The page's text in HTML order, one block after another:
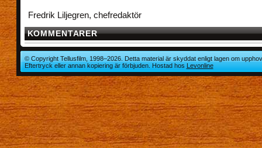
Fredrik Liljegren, chefredaktör
KOMMENTARER
© Copyright Tellusfilm, 1998–2026. Detta material är skyddat enligt lagen om
Eftertryck eller annan kopiering är förbjuden. Hostad hosLevonline